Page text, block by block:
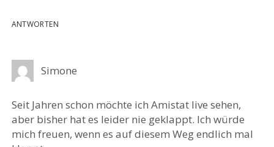
ANTWORTEN
Simone
Seit Jahren schon möchte ich Amistat live sehen,
aber bisher hat es leider nie geklappt. Ich würde
mich freuen, wenn es auf diesem Weg endlich mal